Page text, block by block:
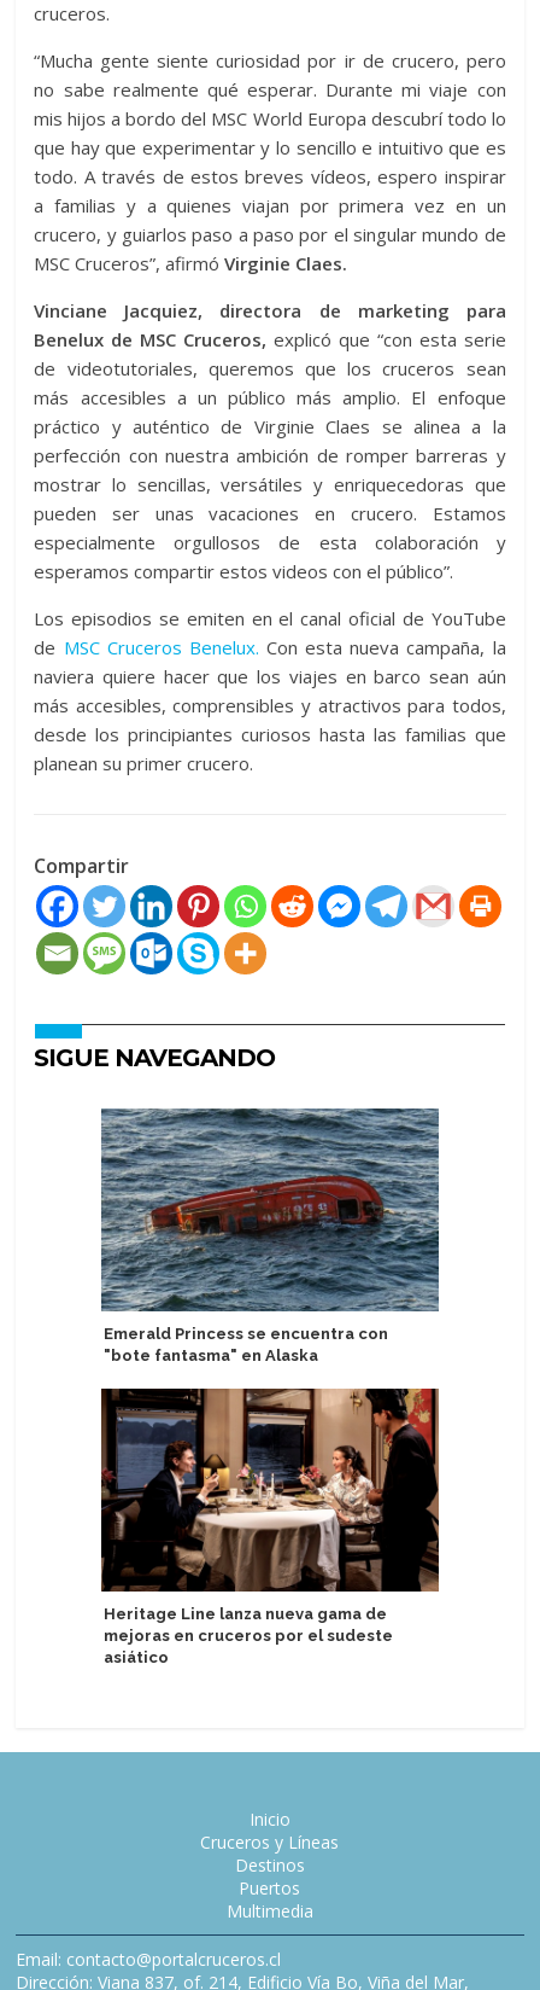
cruceros.
“Mucha gente siente curiosidad por ir de crucero, pero
no sabe realmente qué esperar. Durante mi viaje con
mis hijos a bordo del MSC World Europa descubrí todo lo
que hay que experimentar y lo sencillo e intuitivo que es
todo. A través de estos breves vídeos, espero inspirar
a familias y a quienes viajan por primera vez en un
crucero, y guiarlos paso a paso por el singular mundo de
MSC Cruceros”, afirmó Virginie Claes.
Vinciane Jacquiez, directora de marketing para
Benelux de MSC Cruceros, explicó que “con esta serie
de videotutoriales, queremos que los cruceros sean
más accesibles a un público más amplio. El enfoque
práctico y auténtico de Virginie Claes se alinea a la
perfección con nuestra ambición de romper barreras y
mostrar lo sencillas, versátiles y enriquecedoras que
pueden ser unas vacaciones en crucero. Estamos
especialmente orgullosos de esta colaboración y
esperamos compartir estos videos con el público”.
Los episodios se emiten en el canal oficial de YouTube
de MSC Cruceros Benelux. Con esta nueva campaña, la
naviera quiere hacer que los viajes en barco sean aún
más accesibles, comprensibles y atractivos para todos,
desde los principiantes curiosos hasta las familias que
planean su primer crucero.
Compartir
SIGUE NAVEGANDO
Emerald Princess se encuentra con
"bote fantasma" en Alaska
Heritage Line lanza nueva gama de
mejoras en cruceros por el sudeste
asiático
Inicio
Cruceros y Líneas
Destinos
Puertos
Multimedia
Email: contacto@portalcruceros.cl
Dirección: Viana 837, of. 214, Edificio Vía Bo, Viña del Mar,